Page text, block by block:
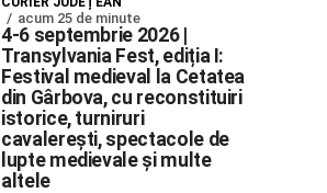
acum 25 de minute
4-6 septembrie 2026 |
Transylvania Fest, ediția I:
Festival medieval la Cetatea
din Gârbova, cu reconstituiri
istorice, turniruri
cavalerești, spectacole de
lupte medievale și multe
altele